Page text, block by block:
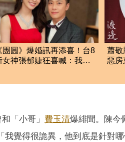
團圓》爆婚訊再添喜！台8
女神張郁婕狂喜喊：我懷
蕭敬
惡房
「小哥」 費玉清爆緋聞。陳今
我覺得很詭異，他到底是針對